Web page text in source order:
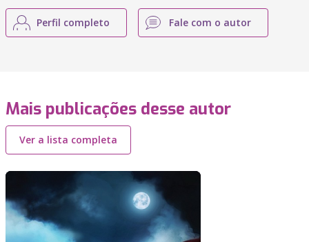
Perfil completo Fale com o autor
Mais publicações desse autor
Ver a lista completa